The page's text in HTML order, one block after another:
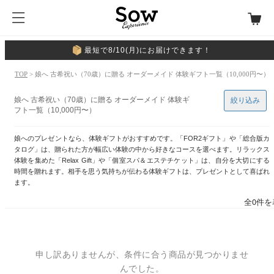
最短で8/10(月)にお届けできます！
TOP > 娘へ 古希祝い（70歳）に贈る オーダーメイド 体験ギフト一覧（10,000円〜）
娘へ 古希祝い（70歳）に贈る オーダーメイド 体験ギ
フト一覧（10,000円〜）
娘へのプレゼントなら、体験ギフトがおすすめです。「FOR2ギフト」や「総合版カ
タログ」は、贈られた方が幅広い体験の中から好きなコースを選べます。リラックス
体験を集めた「Relax Gift」や「個室スパ＆エステチケット」は、自分を大切にする
時間を贈れます。相手を思う気持ちが伝わる体験ギフトは、プレゼントとして喜ばれ
ます。
絞り込み
全0件
申し訳ありませんが、条件に合う商品が見つかりませ
んでした。